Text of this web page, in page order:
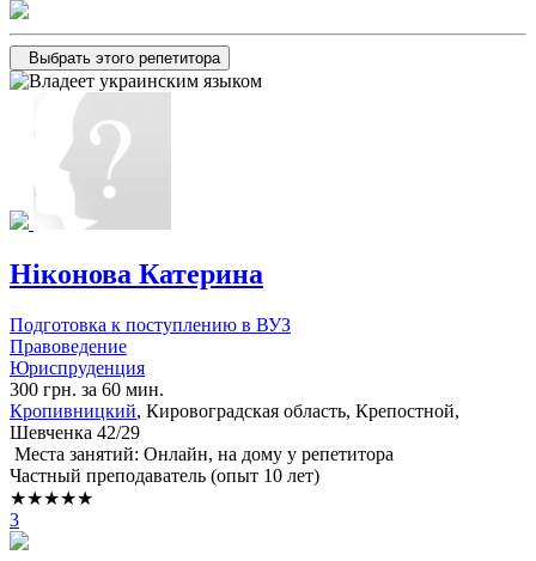
Выбрать этого репетитора
Ніконова Катерина
Подготовка к поступлению в ВУЗ
Правоведение
Юриспруденция
300 грн. за 60 мин.
Кропивницкий, Кировоградская область, Крепостной,
Шевченка 42/29
Места занятий: Онлайн, на дому у репетитора
Частный преподаватель (опыт 10 лет)
★★★★★
3